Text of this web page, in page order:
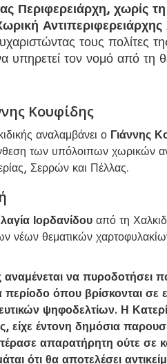
Περιφερειάρχη, χωρίς
Αντιπεριφερειάρχης
τους πολίτες
υπηρετεί τον νομό από τη
Κουφίδης
αναλαμβάνει ο Γιάννης
των υπόλοιπων χωρικών
Σερρών και Πέλλας.
Ιορδανίδου από τη
νέων θεματικών
να πυροδοτήσει
όπου βρίσκονται σε
ψηφοδελτίων. Η
είχε έντονη δημόσια
απαρατήρητη ούτε
ότι θα αποτελέσει